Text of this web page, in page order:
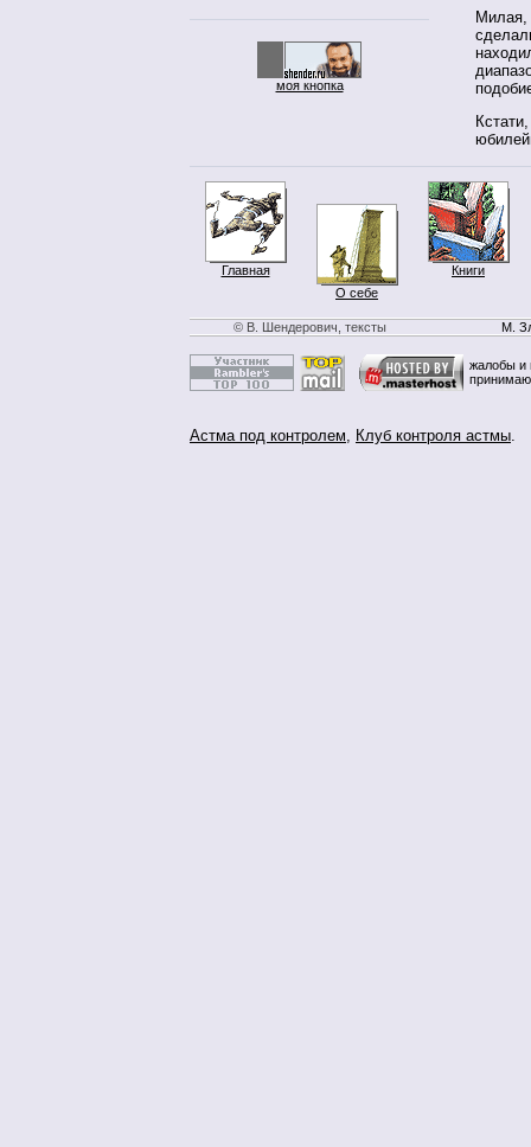
моя кнопка
Милая,
Главная
О себе
Книги
© В. Шендерович, тексты М.
жалобы и
Астма под контролем, Клуб контроля астмы.